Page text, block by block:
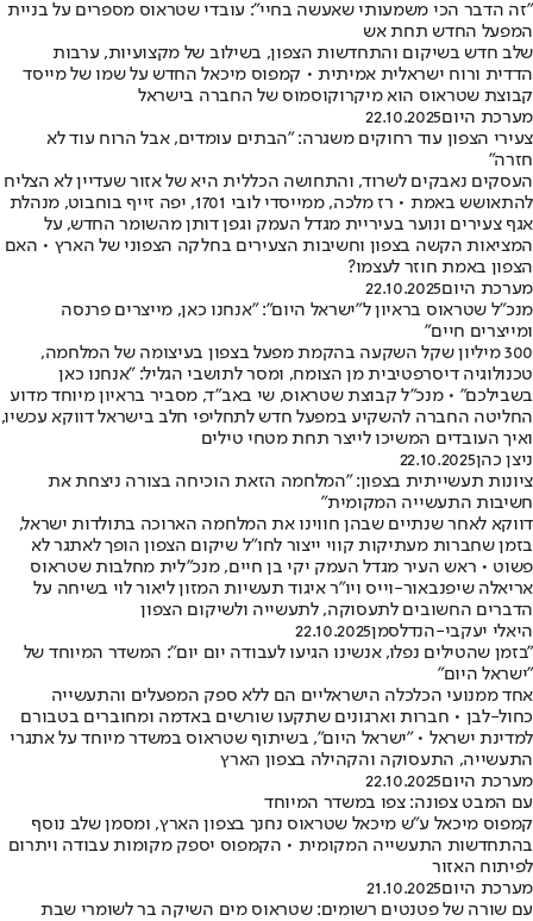
"זה הדבר הכי משמעותי שאעשה בחיי": עובדי שטראוס מספרים על בניית
המפעל החדש תחת אש
שלב חדש בשיקום והתחדשות הצפון, בשילוב של מקצועיות, ערבות
הדדית ורוח ישראלית אמיתית • קמפוס מיכאל החדש על שמו של מייסד
קבוצת שטראוס הוא מיקרוקוסמוס של החברה בישראל
מערכת היום22.10.2025
צעירי הצפון עוד רחוקים משגרה: "הבתים עומדים, אבל הרוח עוד לא
חזרה"
העסקים נאבקים לשרוד, והתחושה הכללית היא של אזור שעדיין לא הצליח
להתאושש באמת • רז מלכה, ממייסדי לובי 1701, יפה זייף בוחבוט, מנהלת
אגף צעירים ונוער בעיריית מגדל העמק וגפן דותן מהשומר החדש, על
המציאות הקשה בצפון וחשיבות הצעירים בחלקה הצפוני של הארץ • האם
הצפון באמת חוזר לעצמו?
מערכת היום22.10.2025
מנכ"ל שטראוס בראיון ל"ישראל היום": "אנחנו כאן, מייצרים פרנסה
ומייצרים חיים"
300 מיליון שקל השקעה בהקמת מפעל בצפון בעיצומה של המלחמה,
טכנולוגיה דיסרפטיבית מן הצומח, ומסר לתושבי הגליל: "אנחנו כאן
בשבילכם" • מנכ"ל קבוצת שטראוס, שי באב"ד, מסביר בראיון מיוחד מדוע
החליטה החברה להשקיע במפעל חדש לתחליפי חלב בישראל דווקא עכשיו,
ואיך העובדים המשיכו לייצר תחת מטחי טילים
ניצן כהן22.10.2025
ציונות תעשייתית בצפון: "המלחמה הזאת הוכיחה בצורה ניצחת את
חשיבות התעשייה המקומית"
דווקא לאחר שנתיים שבהן חווינו את המלחמה הארוכה בתולדות ישראל,
בזמן שחברות מעתיקות קווי ייצור לחו"ל שיקום הצפון הופך לאתגר לא
פשוט • ראש העיר מגדל העמק יקי בן חיים, מנכ"לית מחלבות שטראוס
אריאלה שיפנבאור-וייס ויו"ר איגוד תעשיות המזון ליאור לוי בשיחה על
הדברים החשובים לתעסוקה, לתעשייה ולשיקום הצפון
היאלי יעקבי-הנדלסמן22.10.2025
"בזמן שהטילים נפלו, אנשינו הגיעו לעבודה יום יום": המשדר המיוחד של
"ישראל היום"
אחד ממנועי הכלכלה הישראליים הם ללא ספק המפעלים והתעשייה
כחול-לבן • חברות וארגונים שתקעו שורשים באדמה ומחוברים בטבורם
למדינת ישראל • "ישראל היום", בשיתוף שטראוס במשדר מיוחד על אתגרי
התעשייה, התעסוקה והקהילה בצפון הארץ
מערכת היום22.10.2025
עם המבט צפונה: צפו במשדר המיוחד
קמפוס מיכאל ע"ש מיכאל שטראוס נחנך בצפון הארץ, ומסמן שלב נוסף
בהתחדשות התעשייה המקומית • הקמפוס יספק מקומות עבודה ויתרום
לפיתוח האזור
מערכת היום21.10.2025
עם שורה של פטנטים רשומים: שטראוס מים השיקה בר לשומרי שבת